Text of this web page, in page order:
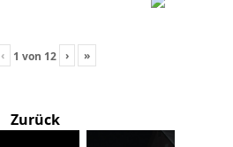
‹ 1 von 12 › »
Zurück